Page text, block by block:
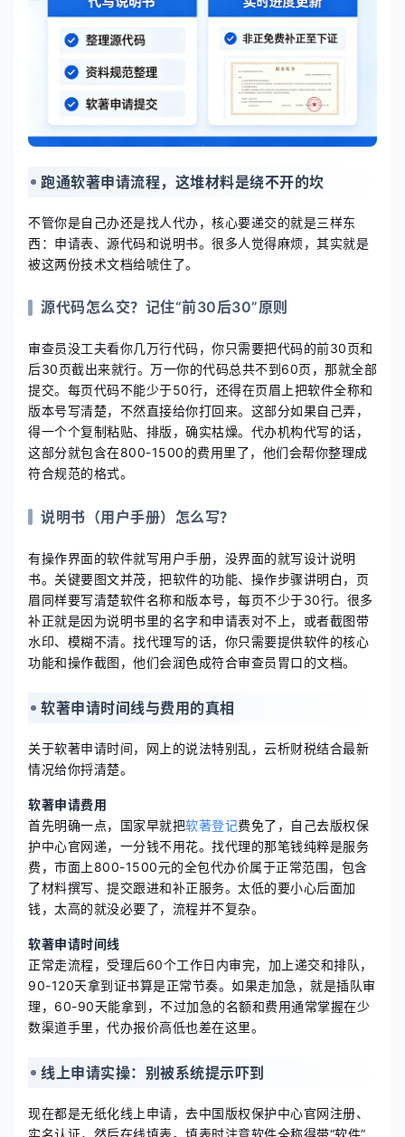
跑通软著申请流程，这堆材料是绕不开的坎
不管你是自己办还是找人代办，核心要递交的就是三样东
西：申请表、源代码和说明书。很多人觉得麻烦，其实就是
被这两份技术文档给唬住了。
源代码怎么交？记住“前30后30”原则
审查员没工夫看你几万行代码，你只需要把代码的前30页和
后30页截出来就行。万一你的代码总共不到60页，那就全部
提交。每页代码不能少于50行，还得在页眉上把软件全称和
版本号写清楚，不然直接给你打回来。这部分如果自己弄，
得一个个复制粘贴、排版，确实枯燥。代办机构代写的话，
这部分就包含在800-1500的费用里了，他们会帮你整理成
符合规范的格式。
说明书（用户手册）怎么写？
有操作界面的软件就写用户手册，没界面的就写设计说明
书。关键要图文并茂，把软件的功能、操作步骤讲明白，页
眉同样要写清楚软件名称和版本号，每页不少于30行。很多
补正就是因为说明书里的名字和申请表对不上，或者截图带
水印、模糊不清。找代理写的话，你只需要提供软件的核心
功能和操作截图，他们会润色成符合审查员胃口的文档。
软著申请时间线与费用的真相
关于软著申请时间，网上的说法特别乱，云析财税结合最新
情况给你捋清楚。
软著申请费用
首先明确一点，国家早就把软著登记费免了，自己去版权保
护中心官网递，一分钱不用花。找代理的那笔钱纯粹是服务
费，市面上800-1500元的全包代办价属于正常范围，包含
了材料撰写、提交跟进和补正服务。太低的要小心后面加
钱，太高的就没必要了，流程并不复杂。
软著申请时间线
正常走流程，受理后60个工作日内审完，加上递交和排队，
90-120天拿到证书算是正常节奏。如果走加急，就是插队审
理，60-90天能拿到，不过加急的名额和费用通常掌握在少
数渠道手里，代办报价高低也差在这里。
线上申请实操：别被系统提示吓到
现在都是无纸化线上申请，去中国版权保护中心官网注册、